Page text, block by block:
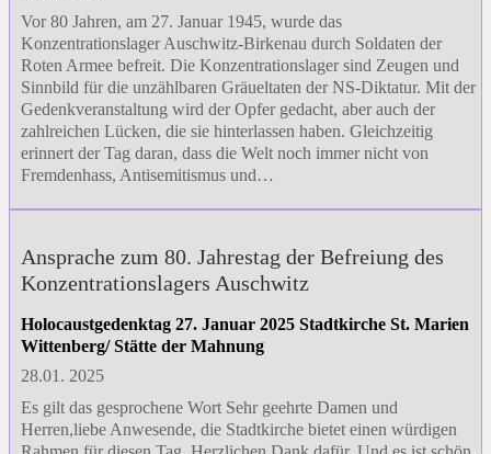
Vor 80 Jahren, am 27. Januar 1945, wurde das
Konzentrationslager Auschwitz-Birkenau durch Soldaten der
Roten Armee befreit. Die Konzentrationslager sind Zeugen und
Sinnbild für die unzählbaren Gräueltaten der NS-Diktatur. Mit der
Gedenkveranstaltung wird der Opfer gedacht, aber auch der
zahlreichen Lücken, die sie hinterlassen haben. Gleichzeitig
erinnert der Tag daran, dass die Welt noch immer nicht von
Fremdenhass, Antisemitismus und…
Ansprache zum 80. Jahrestag der Befreiung des
Konzentrationslagers Auschwitz
Holocaustgedenktag 27. Januar 2025 Stadtkirche St. Marien
Wittenberg/ Stätte der Mahnung
28.01. 2025
Es gilt das gesprochene Wort Sehr geehrte Damen und
Herren,liebe Anwesende, die Stadtkirche bietet einen würdigen